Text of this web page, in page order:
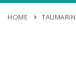
Alimentazione
HOME